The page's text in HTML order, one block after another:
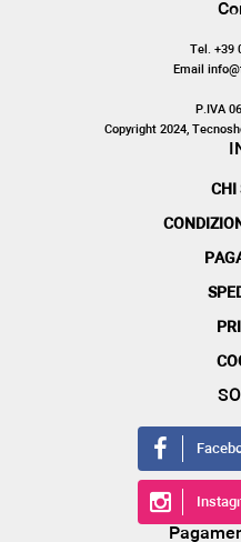
Tel. +39
Email
P.IVA
Copyright 2024,
CHI